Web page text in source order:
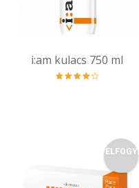
i:am kulacs 750 ml
ELFOGY.